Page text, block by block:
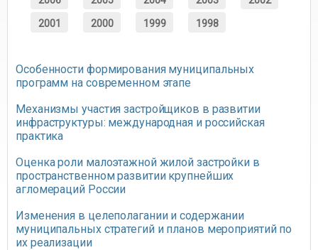
2001 2000 1999 1998
Особенности формирования муниципальных
программ на современном этапе
Механизмы участия застройщиков в развитии
инфраструктуры: международная и российская
практика
Оценка роли малоэтажной жилой застройки в
пространственном развитии крупнейших
агломераций России
Изменения в целеполагании и содержании
муниципальных стратегий и планов мероприятий по
их реализации